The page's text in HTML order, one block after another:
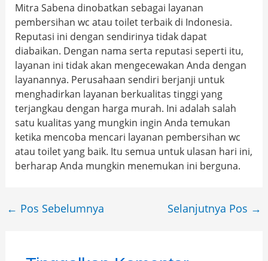
Mitra Sabena dinobatkan sebagai layanan
pembersihan wc atau toilet terbaik di Indonesia.
Reputasi ini dengan sendirinya tidak dapat
diabaikan. Dengan nama serta reputasi seperti itu,
layanan ini tidak akan mengecewakan Anda dengan
layanannya. Perusahaan sendiri berjanji untuk
menghadirkan layanan berkualitas tinggi yang
terjangkau dengan harga murah. Ini adalah salah
satu kualitas yang mungkin ingin Anda temukan
ketika mencoba mencari layanan pembersihan wc
atau toilet yang baik. Itu semua untuk ulasan hari ini,
berharap Anda mungkin menemukan ini berguna.
← Pos Sebelumnya Selanjutnya Pos →